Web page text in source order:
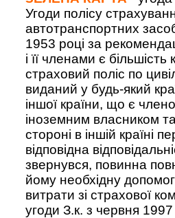
Угоди полісу
автотранспортних
1953 році за
і її членами є більшість
страховий поліс по
виданий у будь-який
іншої країни, що є
іноземним власником
стороні в іншій країні
відповідна
звернувся, повинна
йому необхідну
витрати зі страхової
угоди З.к. з червня 1997